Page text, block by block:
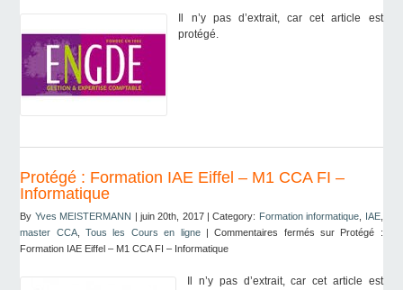
Il n’y pas d’extrait, car cet article est
protégé.
Protégé : Formation IAE Eiffel – M1 CCA FI –
Informatique
By Yves MEISTERMANN | juin 20th, 2017 | Category: Formation informatique IAE,
master CCA,Tous les Cours en ligne|Commentaires fermés sur Protégé :
Formation IAE Eiffel – M1 CCA FI – Informatique
Il n’y pas d’extrait, car cet article est